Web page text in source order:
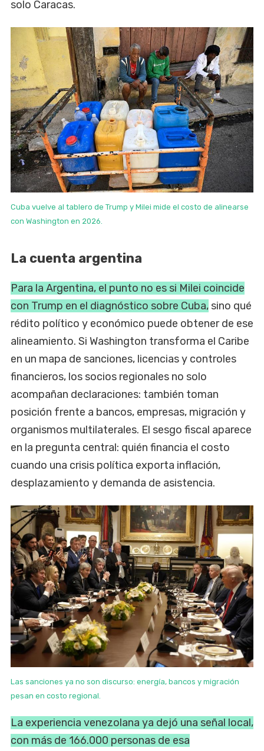
solo Caracas.
Cuba vuelve al tablero de Trump y Milei mide el costo de alinearse
con Washington en 2026.
La cuenta argentina
Para la Argentina, el punto no es si Milei coincide
con Trump en el diagnóstico sobre Cuba, sino qué
rédito político y económico puede obtener de ese
alineamiento. Si Washington transforma el Caribe
en un mapa de sanciones, licencias y controles
financieros, los socios regionales no solo
acompañan declaraciones: también toman
posición frente a bancos, empresas, migración y
organismos multilaterales. El sesgo fiscal aparece
en la pregunta central: quién financia el costo
cuando una crisis política exporta inflación,
desplazamiento y demanda de asistencia.
Las sanciones ya no son discurso: energía, bancos y migración
pesan en costo regional.
La experiencia venezolana ya dejó una señal local,
con más de 166.000 personas de esa